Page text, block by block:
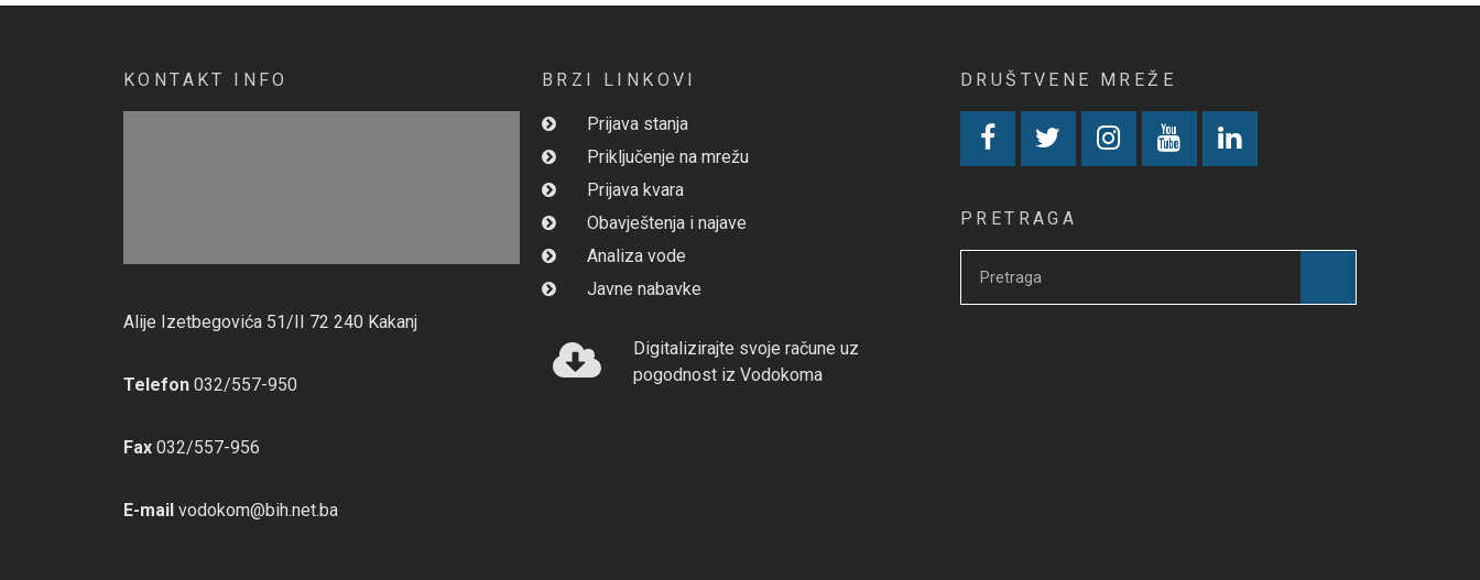
KONTAKT INFO
Alije Izetbegovića 51/II 72 240 Kakanj
Telefon 032/557-950
Fax 032/557-956
E-mail vodokom@bih.net.ba
BRZI LINKOVI
Prijava stanja
Priključenje na mrežu
Prijava kvara
Obavještenja i najave
Analiza vode
Javne nabavke
Digitalizirajte svoje račune uz
pogodnost iz Vodokoma
DRUŠTVENE MREŽE
PRETRAGA